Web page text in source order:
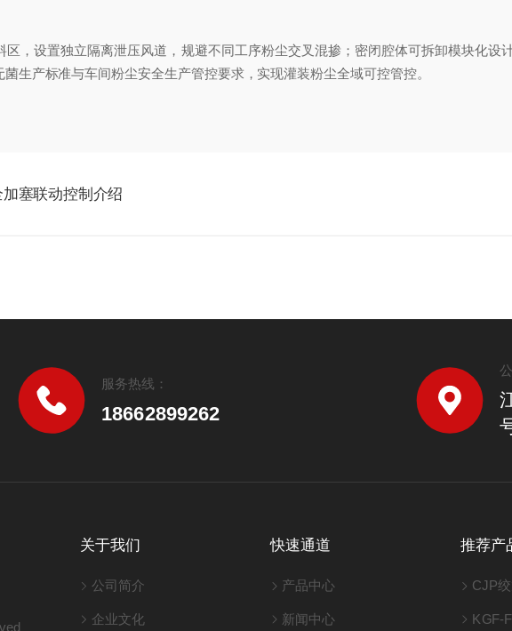
，设置独立隔离泄压风道，规避不同工序粉尘交叉混掺；密闭腔体可拆卸模块化设
生产标准与车间粉尘安全生产管控要求，实现灌装粉尘全域可控管控。
塞联动控制介绍
服务热线：
18662899262
关于我们
公司简介
企业文化
快速通道
产品中心
新闻中心
推荐产
CJP
KGF-